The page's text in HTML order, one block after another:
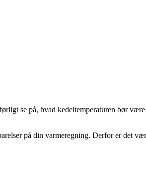
se på, hvad kedeltemperaturen bør
på din varmeregning. Derfor er det